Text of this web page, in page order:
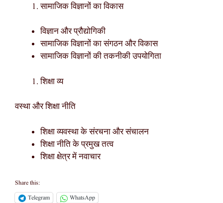
सामाजिक विज्ञानों का विकास
विज्ञान और प्रौद्योगिकी
सामाजिक विज्ञानों का संगठन और विकास
सामाजिक विज्ञानों की तकनीकी उपयोगिता
शिक्षा व्य
वस्था और शिक्षा नीति
शिक्षा व्यवस्था के संरचना और संचालन
शिक्षा नीति के प्रमुख तत्व
शिक्षा क्षेत्र में नवाचार
Share this:
Telegram
WhatsApp